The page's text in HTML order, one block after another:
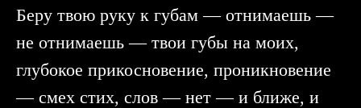
Беру твою руку к губам — отнимаешь —
не отнимаешь — твои губы на моих,
глубокое прикосновение, проникновение
— смех стих, слов — нет — и ближе, и